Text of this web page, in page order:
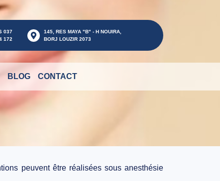
037
172
145, RES MAYA "B" - H NOUIRA,
BORJ LOUZIR 2073
BLOG CONTACT
peuvent être réalisées sous anesthésie